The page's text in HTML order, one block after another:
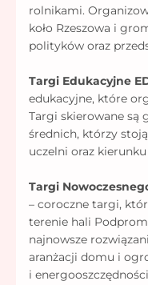
rolnikami.
koło Rzeszowa i
polityków oraz
Targi Edukacyjne
edukacyjne, które
Targi skierowane są
średnich, którzy
uczelni oraz
Targi
– coroczne targi,
terenie hali
najnowsze
aranżacji domu i
i